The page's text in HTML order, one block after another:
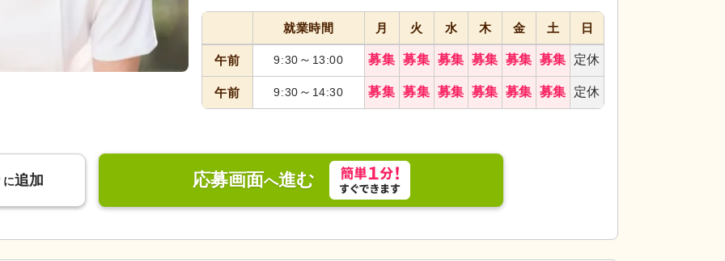
就業時間 月 火 水 木 金 土 日
午前 9:30 ～ 13:00 募集 募集 募集 募集 募集 募集 定休
午前 9:30 ～ 14:30 募集 募集 募集 募集 募集 募集 定休
に追加 応募画面へ進む